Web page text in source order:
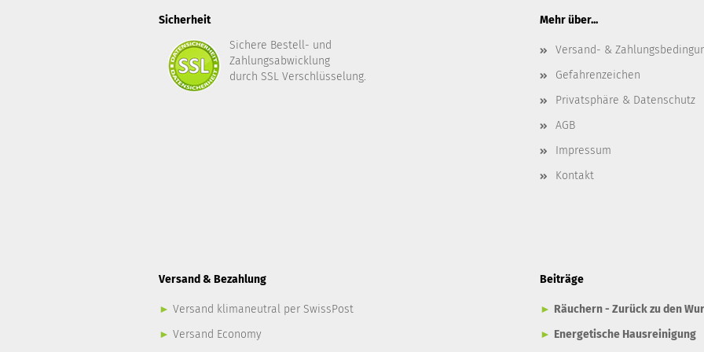
Sicherheit
Sichere Bestell- und
Zahlungsabwicklung
durch SSL Verschlüsselung.
Mehr über...
Versand- &
Gefahrenzeichen
Privatsphäre & Datenschutz
AGB
Impressum
Kontakt
Versand & Bezahlung
► Versand klimaneutral per SwissPost
► Versand Economy
Beiträge
► Räuchern - Zurück zu den
► Energetische Hausreinigung